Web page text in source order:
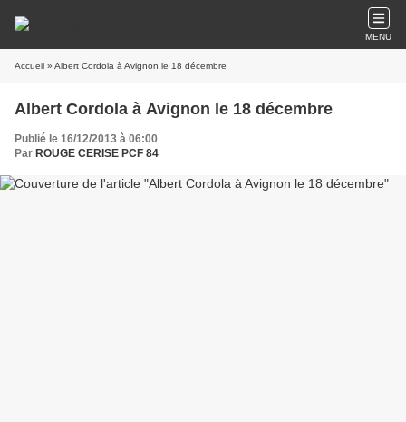
MENU
Accueil » Albert Cordola à Avignon le 18 décembre
Albert Cordola à Avignon le 18 décembre
Publié le 16/12/2013 à 06:00
Par ROUGE CERISE PCF 84